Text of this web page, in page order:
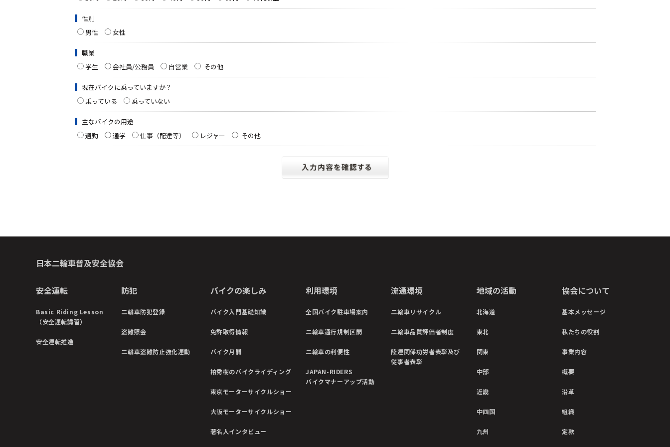
性別
男性
女性
職業
学生
会社員/公務員 自営業 その他
現在バイクに乗っていますか？
乗っている
乗っていない
主なバイクの用途
通勤
通学 仕事（配達等） レジャー その他
日本二輪車普及安全協会
安全運転
Basic Riding Lesson
（安全運転講習）
安全運転推進
防犯
二輪車防犯登録
盗難照会
二輪車盗難防止強化運動
バイクの楽しみ
バイク入門基礎知識
免許取得情報
バイク月間
柏秀樹のバイクライディング
東京モーターサイクルショー
大阪モーターサイクルショー
著名人インタビュー
利用環境
全国バイク駐車場案内
二輪車通行規制区間
二輪車の利便性
JAPAN-RIDERS
バイクマナーアップ活動
流通環境
二輪車リサイクル
二輪車品質評価者制度
陸運関係功労者表彰及び
従事者表彰
地域の活動
北海道
東北
関東
中部
近畿
中四国
九州
協会について
基本メッセージ
私たちの役割
事業内容
概要
沿革
組織
定款